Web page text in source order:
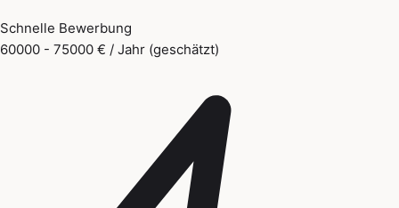
Schnelle Bewerbung
60000 - 75000 € / Jahr (geschätzt)